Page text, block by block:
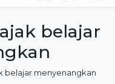
belajar
belajar menyenangkan